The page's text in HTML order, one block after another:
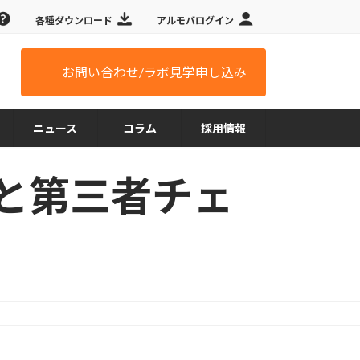
各種ダウンロード アルモバログイン
お問い合わせ/ラボ見学申し込み
ニュース コラム 採用情報
第三者チェ